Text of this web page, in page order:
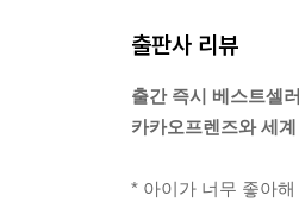
출판사 리뷰
출간 즉시 베스트셀
카카오프렌즈와 세
* 아이가 너무 좋아